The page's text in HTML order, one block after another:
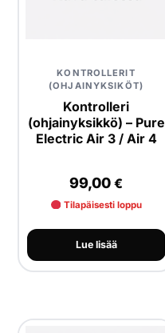
KONTROLLERIT
(OHJAINYKSIKÖT)
Kontrolleri
(ohjainyksikkö) – Pure
Electric Air 3 / Air 4
99,00 €
Tilapäisesti loppu
Lue lisää